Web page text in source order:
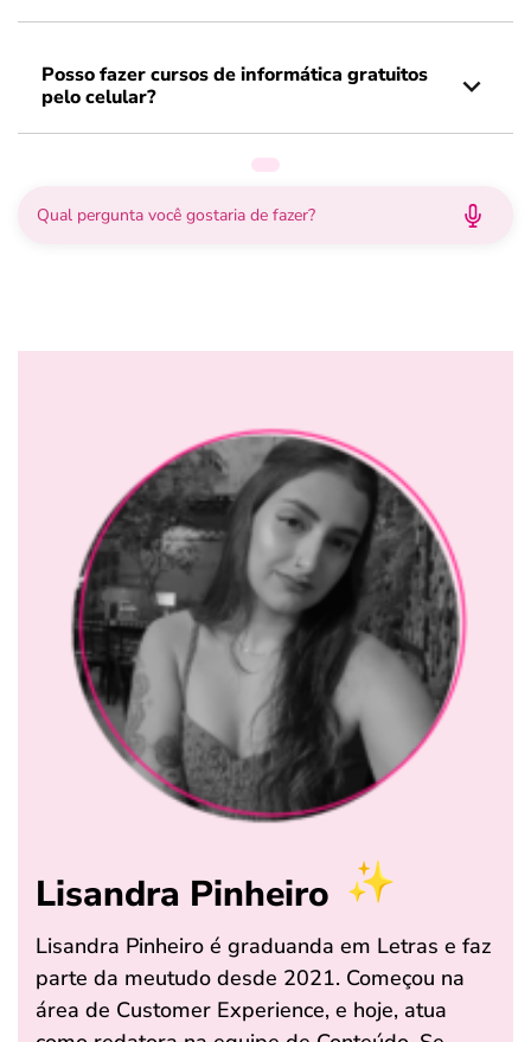
Posso fazer cursos de informática gratuitos
pelo celular?
Lisandra Pinheiro
Lisandra Pinheiro é graduanda em Letras e faz
parte da meutudo desde 2021. Começou na
área de Customer Experience, e hoje, atua